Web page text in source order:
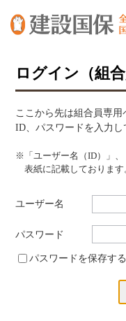
ログイン（組合
ここから先は組合員専用
ID、パスワードを入力し
※「ユーザー名（ID）」
表紙に記載しております
ユーザー名
パスワード
パスワードを保存する